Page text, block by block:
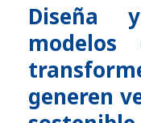
Diseña
generen